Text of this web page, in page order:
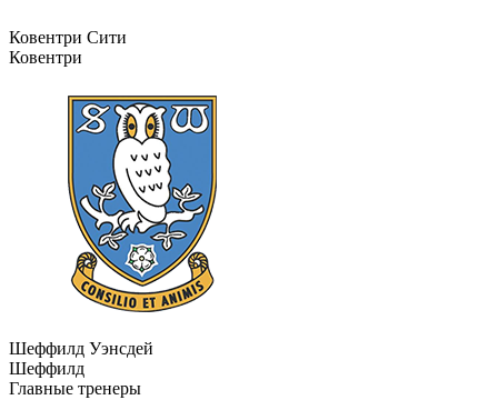
Ковентри Сити
Ковентри
Шеффилд Уэнсдей
Шеффилд
Главные тренеры